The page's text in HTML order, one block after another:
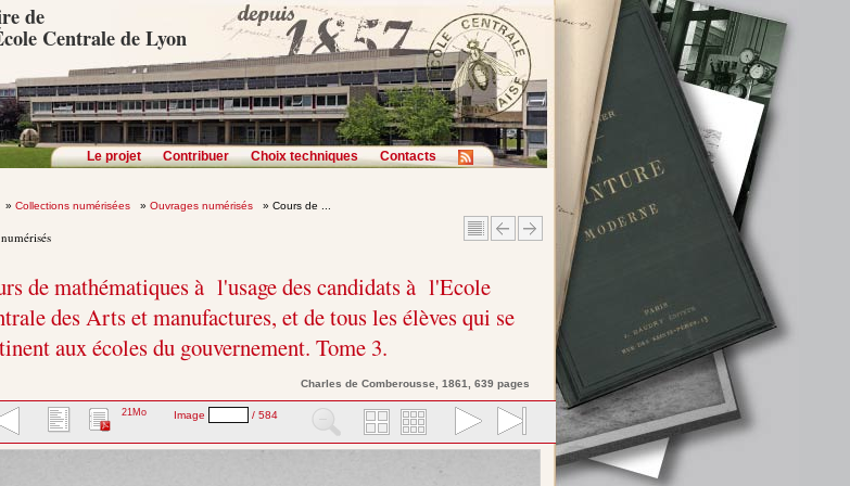
de
Centrale de Lyon
Le projet Contribuer Choix techniques Contacts
Collections numérisées » Ouvrages numérisés » Cours de ...
de mathématiques à l'usage des candidats à l'Ecole
des Arts et manufactures, et de tous les élèves qui se
aux écoles du gouvernement. Tome 3.
Charlesde Comberousse, 1861, 639 pages
21Mo Image / 584